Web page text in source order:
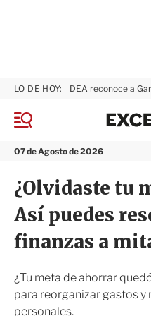
M
n
07 de Agosto de 2026
LO DE HOY: DEA reconoce a
¿Olvidaste tu
Así puedes
finanzas a
¿Tu meta de ahorrar
para reorganizar gastos y
personales.